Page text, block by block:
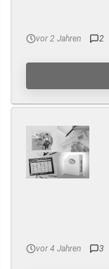
vor 2 Jahren 2
vor 4 Jahren 3